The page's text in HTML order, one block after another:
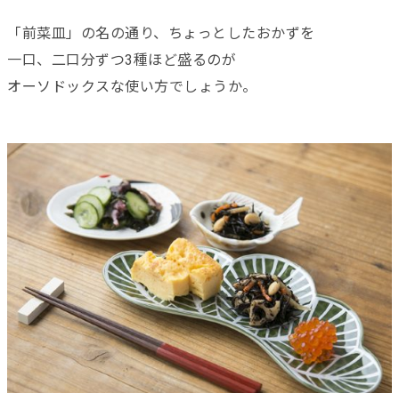
「前菜皿」の名の通り、ちょっとしたおかずを
一口、二口分ずつ3種ほど盛るのが
オーソドックスな使い方でしょうか。